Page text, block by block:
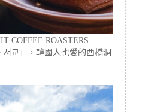
COFFEE ROASTERS
서교」，韓國人也愛的西橋洞